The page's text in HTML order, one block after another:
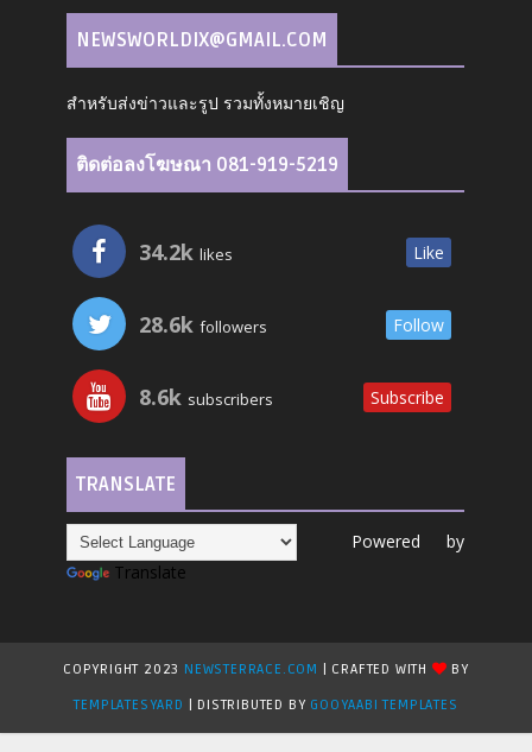
NEWSWORLDIX@GMAIL.COM
สำหรับส่งข่าวและรูป รวมทั้งหมายเชิญ
ติดต่อลงโฆษณา 081-919-5219
34.2k likes Like
28.6k followers Follow
8.6k subscribers Subscribe
TRANSLATE
Powered by
Translate
COPYRIGHT 2023 NEWSTERRACE.COM | CRAFTED WITH
BY
TEMPLATESYARD
| DISTRIBUTED BY GOOYAABI TEMPLATES